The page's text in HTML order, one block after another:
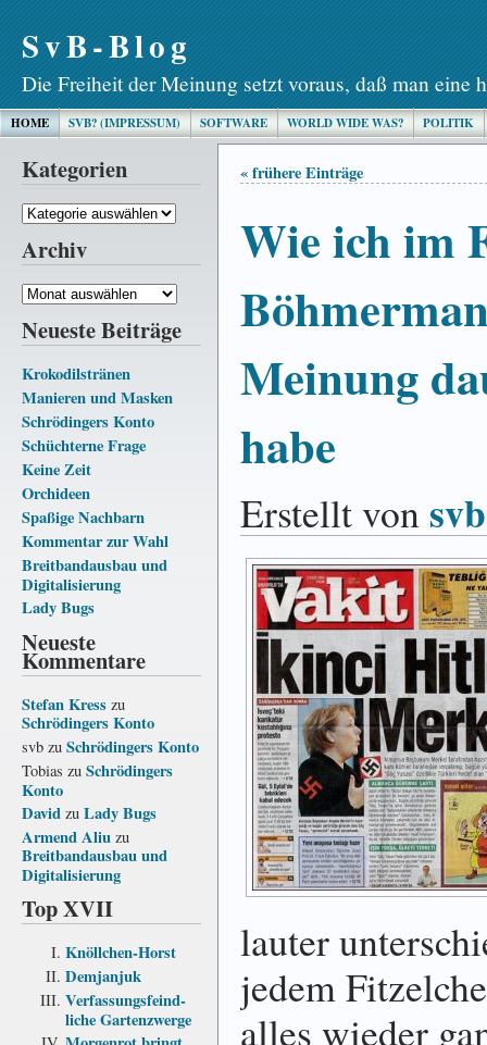
SvB-Blog
Die Freiheit der Meinung setzt voraus, daß man eine
HOME SVB? (IMPRESSUM) SOFTWARE WORLD WIDE WAS? POLITIK
Kategorien
Kategorien
Archiv
Archiv
Neueste Beiträge
Krokodilstränen
Manieren und Masken
Schrödingers Konto
Schüchterne Frage
Keine Zeit
Orchideen
Spaßige Nachbarn
Kommentar zur Wahl
Breitbandausbau und
Digitalisierung
Lady Bugs
Neueste
Kommentare
Stefan Kress zu
Schrödingers Konto
svb zu Schrödingers Konto
Tobias zu Schrödingers
Konto
David zu Lady Bugs
Armend Aliu zu
Breitbandausbau und
Digitalisierung
Top XVII
Knöllchen-Horst
Demjanjuk
Verfassungs­feind­
liche Garten­zwerge
« frühere Einträge
Wie ich im
Meinung
habe
Erstellt vonsvb
lauter
jedem
alles wieder